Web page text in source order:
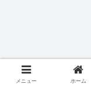
メニュー ホーム